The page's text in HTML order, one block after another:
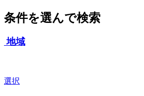
条件を選んで検索
地域
選択